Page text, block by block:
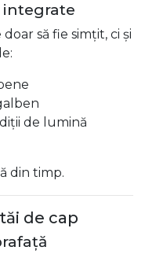
integrate
să fie simțit, ci și
de lumină
din timp.
de cap